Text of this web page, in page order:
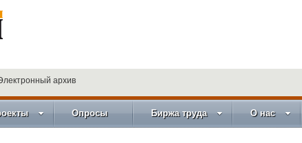
архив
Опросы Биржа труда О нас